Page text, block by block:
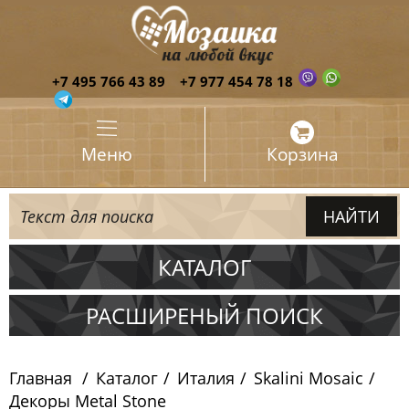
+7 495 766 43 89 +7 977 454 78 18
Меню Корзина
КАТАЛОГ
Испания
Skalini Mosaic
РАСШИРЕНЫЙ ПОИСК
Главная Каталог Италия
Skalini Mosaic
Декоры Metal Stone